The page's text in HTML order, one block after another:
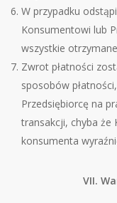
W przypadku
Konsumentowi lub
wszystkie
Zwrot płatności
sposobów
Przedsiębiorcę na
transakcji, chyba że
konsumenta
VII.